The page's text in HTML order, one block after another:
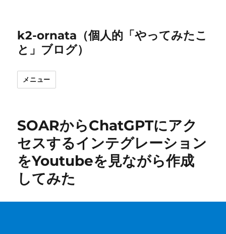
k2-ornata（個人的「やってみたこ
と」ブログ）
メニュー
SOARからChatGPTにアク
セスするインテグレーション
をYoutubeを見ながら作成
してみた